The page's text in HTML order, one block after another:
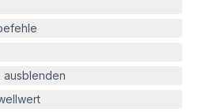
ausblenden